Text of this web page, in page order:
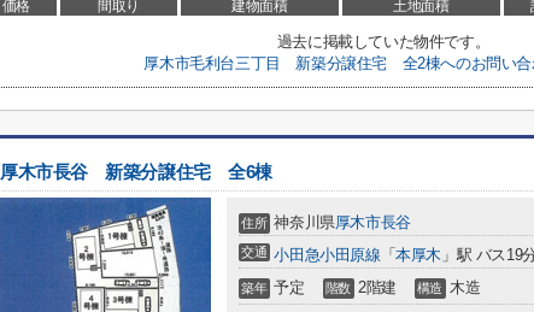
価格 間取り 建物面積 土地面積
過去に掲載していた物件です。
厚木市毛利台三丁目 新築分譲住宅 全2棟へのお問い合
厚木市長谷 新築分譲住宅 全6棟
住所 神奈川県厚木市長谷
交通 小田急小田原線 「本厚木 」駅 バス19
築年 予定 階数 2階建 構造 木造